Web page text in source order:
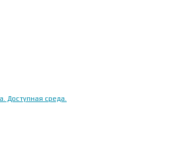
Доступная среда.